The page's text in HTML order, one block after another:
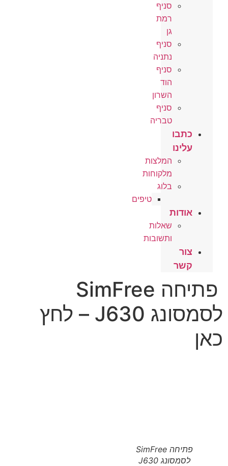
סניף
רמת
גן
סניף
נתניה
סניף
הוד
השרון
סניף
טבריה
כתבו
עלינו
המלצות
מלקוחות
בלוג
טיפים
אודות
שאלות
ותשובות
צור
קשר
פתיחה SimFree
לסמסונג J630 – לחץ
כאן
פתיחה SimFree
לסמסונג J630